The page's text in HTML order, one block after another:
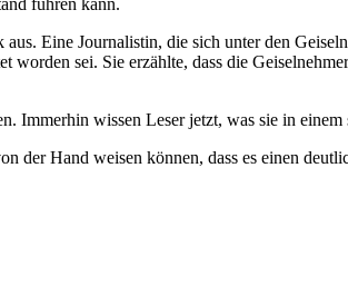
führen kann.
aus. Eine Journalistin, die sich unter den
worden sei. Sie erzählte, dass die
Immerhin wissen Leser jetzt, was sie in
der Hand weisen können, dass es einen